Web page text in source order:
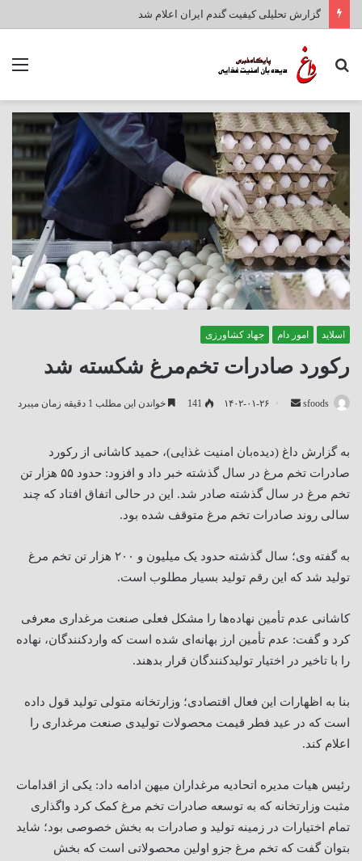
گزارش تحلیلی کیفیت گندم ایران اعلام شد
جستجو
اسلاید امور دام جهاد کشاورزی
رکورد صادرات تخم‌مرغ شکسته شد
sfoods
ارسال۱۴۰۲-۰۱-۲۶ 141 خواندن این مطلب 1 دقیقه زمان میبرد
به گزارش داغ (دیده‌بان امنیت غذایی)، حمید کاشانی از رکورد
صادرات تخم مرغ در سال گذشته خبر داد و افزود: حدود ۵۵ هزار تن
تخم مرغ در سال گذشته صادر شد. این در حالی اتفاق افتاد که چند
سالی روند صادرات تخم مرغ متوقف شده بود.
به گفته وی؛ سال گذشته حدود یک میلیون و ۲۰۰ هزار تن تخم مرغ
تولید شد که این رقم تولید بسیار مطلوب است.
کاشانی عدم تأمین نهاده‌ها را مشکل فعلی صنعت مرغداری معرفی
کرد و گفت: عدم تأمین ارز بهانه‌ای شده است که واردکنندگان، نهاده
را با تاخیر در اختیار تولیدکنندگان قرار بدهند.
بنا به اظهارات این فعال اقتصادی؛ وزارتخانه متولی تولید قول داده
است که در عید فطر قیمت محصولات تولیدی صنعت مرغداری را
اعلام کند.
رئیس هیات مدیره اتحادیه مرغداران میهن ادامه داد: یکی از اقدامات
مثبت وزارتخانه که به توسعه صادرات تخم مرغ کمک کرد واگذاری
تمام اختیارات در زمینه تولید و صادرات به بخش خصوصی بود؛ شاید
بتوان گفت که تخم مرغ جزو اولین‌ محصولاتی است که بخش